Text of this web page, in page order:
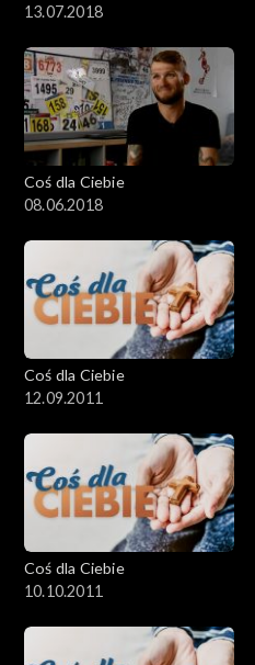
13.07.2018
Coś dla Ciebie
08.06.2018
Coś dla Ciebie
12.09.2011
Coś dla Ciebie
10.10.2011